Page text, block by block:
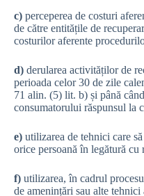
c) perceperea de costuri
de către entitățile de
costurilor aferente
d) derularea activităților de
perioada celor 30 de zile
71 alin. (5) lit. b) și până
consumatorului răspunsul la
e) utilizarea de tehnici care
orice persoană în legătură cu
f) utilizarea, în cadrul
de amenințări sau alte